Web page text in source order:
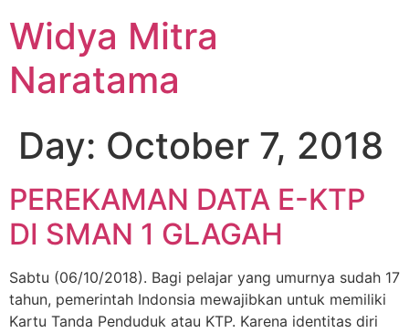
Widya Mitra
Naratama
Day: October 7, 2018
PEREKAMAN DATA E-KTP
DI SMAN 1 GLAGAH
Sabtu (06/10/2018). Bagi pelajar yang umurnya sudah 17
tahun, pemerintah Indonsia mewajibkan untuk memiliki
Kartu Tanda Penduduk atau KTP. Karena identitas diri